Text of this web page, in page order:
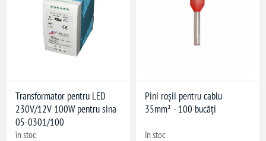
Transformator pentru LED
230V/12V 100W pentru sina
05-0301/100
în stoc
Pini roșii pentru cablu
35mm² - 100 bucăți
în stoc